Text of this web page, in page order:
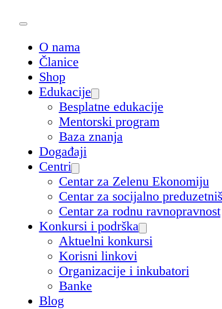
O nama
Članice
Shop
Edukacije
Besplatne edukacije
Mentorski program
Baza znanja
Događaji
Centri
Centar za Zelenu Ekonomiju
Centar za socijalno
Centar za rodnu ravnopravnost
Konkursi i podrška
Aktuelni konkursi
Korisni linkovi
Organizacije i inkubatori
Banke
Blog